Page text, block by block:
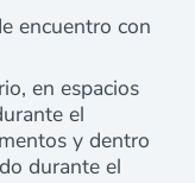
encuentro con
en espacios
el
y dentro
durante el